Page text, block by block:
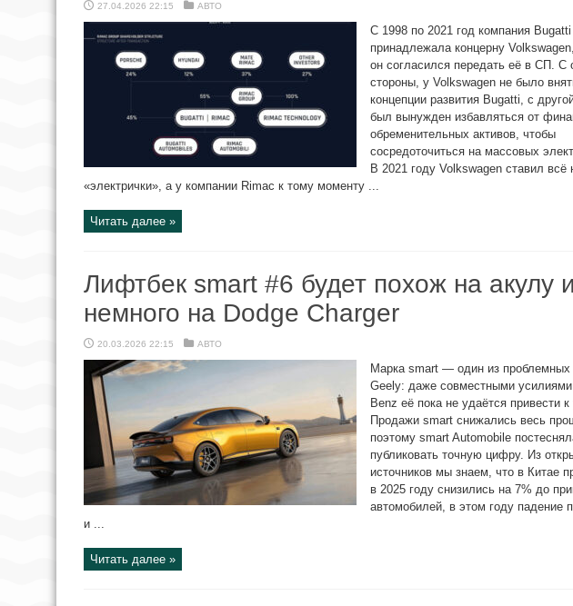
27.04.2026 22:15 АВТО
С 1998 по 2021 год компания Bugatti
принадлежала концерну
он согласился передать её в СП. С
стороны, у Volkswagen не было
концепции развития Bugatti, с
был вынужден избавляться от
обременительных активов, чтобы
сосредоточиться на массовых
В 2021 году Volkswagen ставил всё
«электрички», а у компании Rimac к тому моменту ...
Читать далее »
Лифтбек smart #6 будет похож на акулу и
немного на Dodge Charger
20.03.2026 22:15 АВТО
Марка smart — один из проблемных
Geely: даже совместными
Benz её пока не удаётся привести к
Продажи smart снижались весь
поэтому smart Automobile
публиковать точную цифру. Из
источников мы знаем, что в Китае
в 2025 году снизились на 7% до
автомобилей, в этом году падение
и ...
Читать далее »